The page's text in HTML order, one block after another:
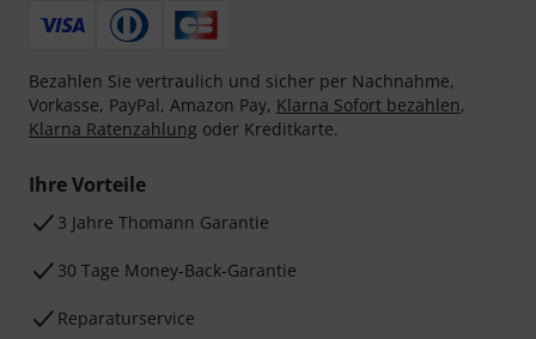
Bezahlen Sie vertraulich und sicher per Nachnahme,
Vorkasse, PayPal, Amazon Pay, Klarna Sofort bezahlen,
Klarna Ratenzahlung oder Kreditkarte.
Ihre Vorteile
3 Jahre Thomann Garantie
30 Tage Money-Back-Garantie
Reparaturservice